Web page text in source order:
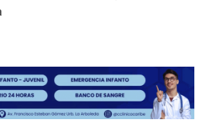
ÚLTIMA HORA
REGIONALES ÚLTIMA HORA
Libro de Guadalupe Burelli